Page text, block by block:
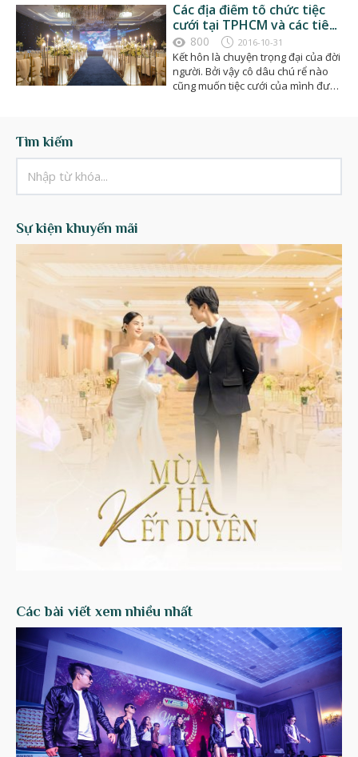
Các địa điểm tổ chức tiệc
cưới tại TPHCM và các tiêu
chí lựa chọn
800 2016-10-31
Kết hôn là chuyện trọng đại của đời
người. Bởi vậy cô dâu chú rể nào
cũng muốn tiệc cưới của mình được
Tìm kiếm
Sự kiện khuyến mãi
Các bài viết xem nhiều nhất